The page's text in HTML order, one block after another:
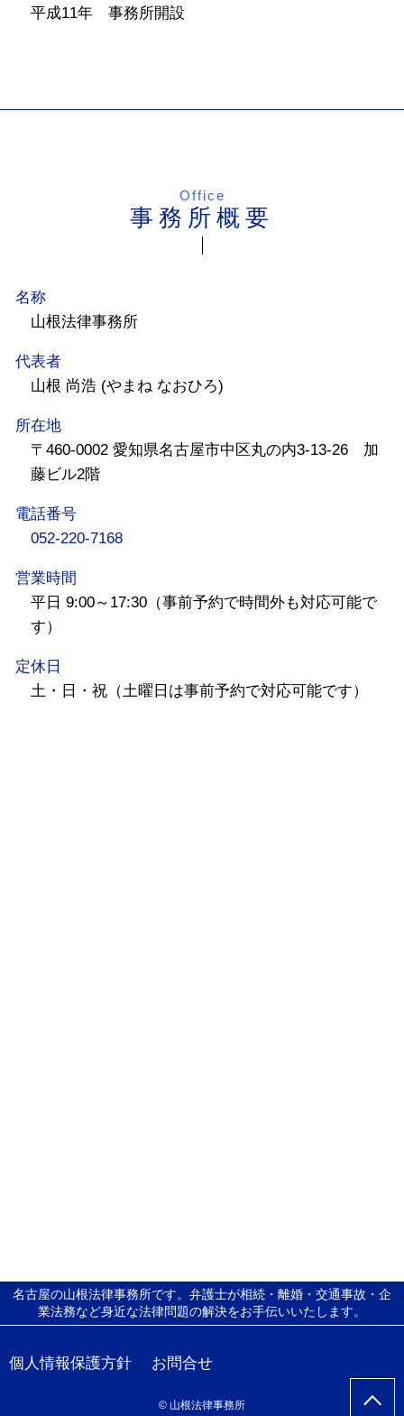
平成11年 事務所開設
Office
事務所概要
名称
山根法律事務所
代表者
山根 尚浩 (やまね なおひろ)
所在地
〒460-0002 愛知県名古屋市中区丸の内3-13-26 加
藤ビル2階
電話番号
052-220-7168
営業時間
平日 9:00～17:30（事前予約で時間外も対応可能で
す）
定休日
土・日・祝（土曜日は事前予約で対応可能です）
名古屋の山根法律事務所です。弁護士が相続・離婚・交通事故・企
業法務など身近な法律問題の解決をお手伝いいたします。
個人情報保護方針 お問合せ
© 山根法律事務所